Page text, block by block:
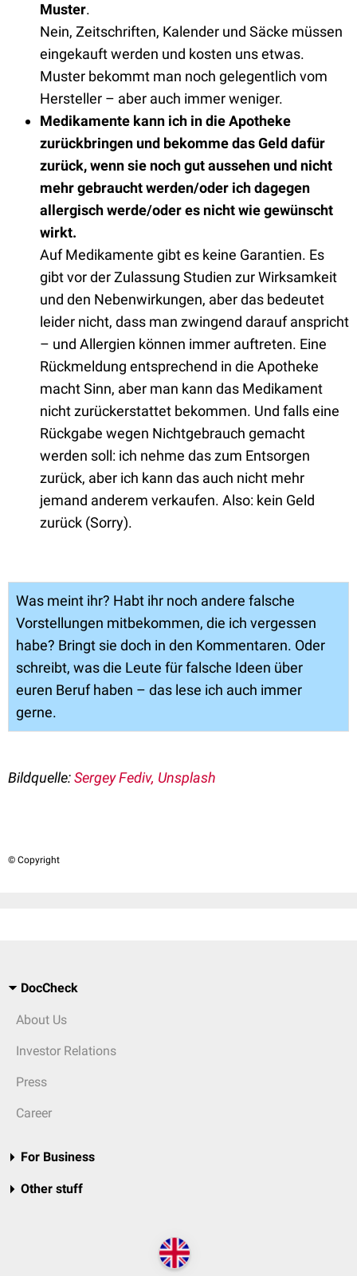
Muster.
Nein, Zeitschriften, Kalender und Säcke müssen
eingekauft werden und kosten uns etwas.
Muster bekommt man noch gelegentlich vom
Hersteller – aber auch immer weniger.
Medikamente kann ich in die Apotheke
zurückbringen und bekomme das Geld dafür
zurück, wenn sie noch gut aussehen und nicht
mehr gebraucht werden/oder ich dagegen
allergisch werde/oder es nicht wie gewünscht
wirkt.
Auf Medikamente gibt es keine Garantien. Es
gibt vor der Zulassung Studien zur Wirksamkeit
und den Nebenwirkungen, aber das bedeutet
leider nicht, dass man zwingend darauf anspricht
– und Allergien können immer auftreten. Eine
Rückmeldung entsprechend in die Apotheke
macht Sinn, aber man kann das Medikament
nicht zurückerstattet bekommen. Und falls eine
Rückgabe wegen Nichtgebrauch gemacht
werden soll: ich nehme das zum Entsorgen
zurück, aber ich kann das auch nicht mehr
jemand anderem verkaufen. Also: kein Geld
zurück (Sorry).
Was meint ihr? Habt ihr noch andere falsche
Vorstellungen mitbekommen, die ich vergessen
habe? Bringt sie doch in den Kommentaren. Oder
schreibt, was die Leute für falsche Ideen über
euren Beruf haben – das lese ich auch immer
gerne.
Bildquelle:Sergey Fediv, Unsplash
© Copyright
DocCheck
About Us
Investor Relations
Press
Career
For Business
Other stuff